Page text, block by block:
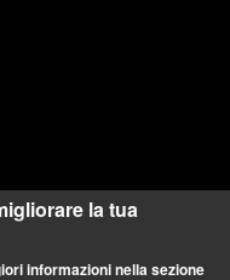
la tua
informazioni nella sezione